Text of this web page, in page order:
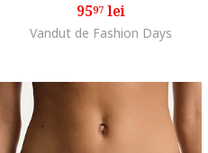
9597 lei
Vandut de Fashion Days